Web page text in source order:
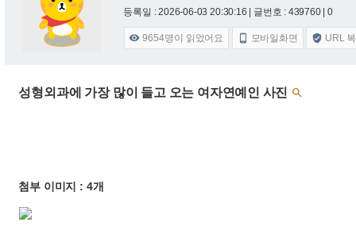
등록일 : 2026-06-03 20:30:16 | 글번호 : 439760 | 0
 9654명이 읽었어요  모바일화면  URL
성형외과에 가장 많이 들고 오는 여자연예인 사진 
첨부 이미지 : 4개